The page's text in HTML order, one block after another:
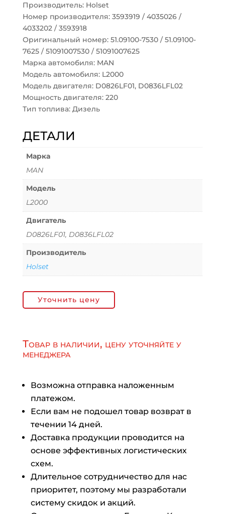
Производитель: Holset
Номер производителя: 3593919 / 4035026 /
4033202 / 3593918
Оригинальный номер: 51.09100-7530 / 51.09100-
7625 / 51091007530 / 51091007625
Марка автомобиля: MAN
Модель автомобиля: L2000
Модель двигателя: D0826LF01, D0836LFL02
Мощность двигателя: 220
Тип топлива: Дизель
ДЕТАЛИ
Марка
MAN
Модель
L2000
Двигатель
D0826LF01, D0836LFL02
Производитель
Holset
Уточнить цену
Товар в наличии, цену уточняйте у
менеджера
Возможна отправка наложенным
платежом.
Если вам не подошел товар возврат в
течении 14 дней.
Доставка продукции проводится на
основе эффективных логистических
схем.
Длительное сотрудничество для нас
приоритет, поэтому мы разработали
систему скидок и акций.